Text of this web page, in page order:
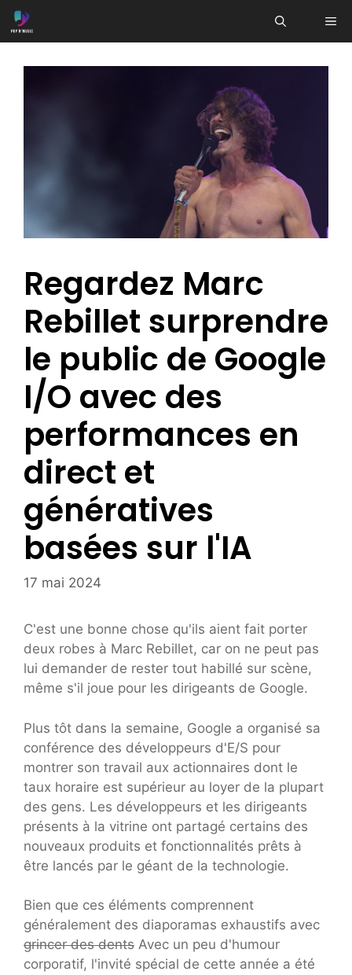
Aller
au
Regardez Marc
Rebillet surprendre
le public de Google
I/O avec des
performances en
direct et
génératives
basées sur l'IA
17 mai 2024
C'est une bonne chose qu'ils aient fait porter
deux robes à Marc Rebillet, car on ne peut pas
lui demander de rester tout habillé sur scène,
même s'il joue pour les dirigeants de Google.
Plus tôt dans la semaine, Google a organisé sa
conférence des développeurs d'E/S pour
montrer son travail aux actionnaires dont le
taux horaire est supérieur au loyer de la plupart
des gens. Les développeurs et les dirigeants
présents à la vitrine ont partagé certains des
nouveaux produits et fonctionnalités prêts à
être lancés par le géant de la technologie.
Bien que ces éléments comprennent
généralement des diaporamas exhaustifs avec
grincer des dents Avec un peu d'humour
corporatif, l'invité spécial de cette année a été